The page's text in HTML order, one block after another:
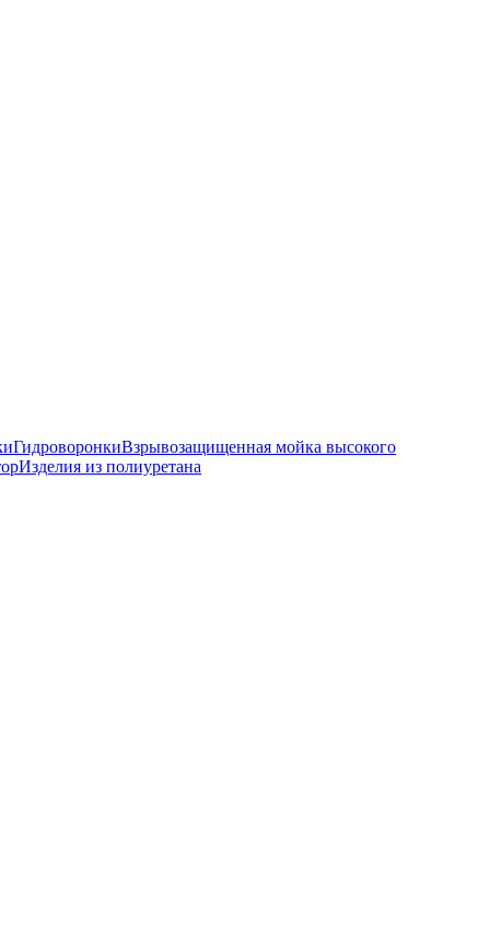
ГидроворонкиВзрывозащищенная мойка высокого
Изделия из полиуретана